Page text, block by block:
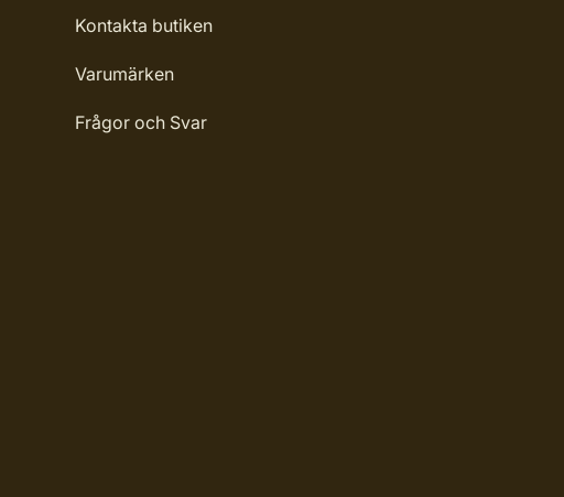
Kontakta butiken
Varumärken
Frågor och Svar